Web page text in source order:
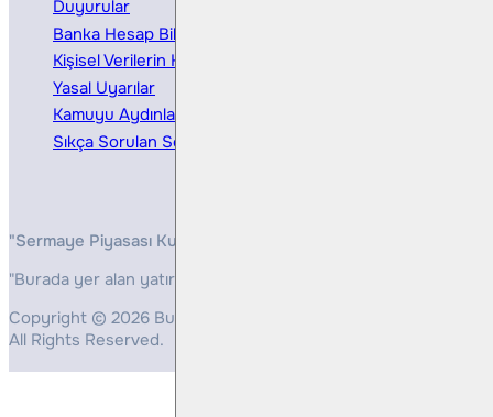
Duyurular
Banka Hesap Bilgileri
Kişisel Verilerin Korunması
Yasal Uyarılar
Kamuyu Aydınlatma
Sıkça Sorulan Sorular
"Sermaye Piyasası Kurulunun, Yatırım Hizmetleri ve
"Burada yer alan yatırım bilgi, yorum ve tavsiyeleri yatırım
Copyright © 2026 Bulls Yatırım Menkul Değerler
All Rights Reserved.